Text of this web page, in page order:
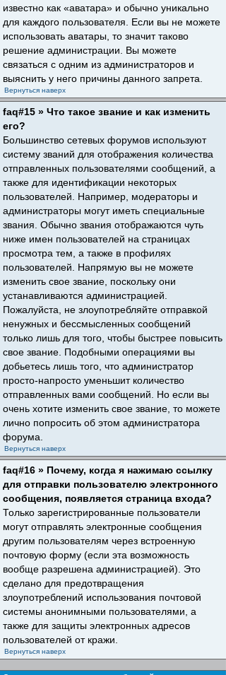
известно как «аватара» и обычно уникально
для каждого пользователя. Если вы не можете
использовать аватары, то значит таково
решение администрации. Вы можете
связаться с одним из администраторов и
выяснить у него причины данного запрета.
Вернуться наверх
faq#15 » Что такое звание и как изменить
его?
Большинство сетевых форумов используют
систему званий для отображения количества
отправленных пользователями сообщений, а
также для идентификации некоторых
пользователей. Например, модераторы и
администраторы могут иметь специальные
звания. Обычно звания отображаются чуть
ниже имен пользователей на страницах
просмотра тем, а также в профилях
пользователей. Напрямую вы не можете
изменить свое звание, поскольку они
устанавливаются администрацией.
Пожалуйста, не злоупотребляйте отправкой
ненужных и бессмысленных сообщений
только лишь для того, чтобы быстрее повысить
свое звание. Подобными операциями вы
добьетесь лишь того, что администратор
просто-напросто уменьшит количество
отправленных вами сообщений. Но если вы
очень хотите изменить свое звание, то можете
лично попросить об этом администратора
форума.
Вернуться наверх
faq#16 » Почему, когда я нажимаю ссылку
для отправки пользователю электронного
сообщения, появляется страница входа?
Только зарегистрированные пользователи
могут отправлять электронные сообщения
другим пользователям через встроенную
почтовую форму (если эта возможность
вообще разрешена администрацией). Это
сделано для предотвращения
злоупотреблений использования почтовой
системы анонимными пользователями, а
также для защиты электронных адресов
пользователей от кражи.
Вернуться наверх